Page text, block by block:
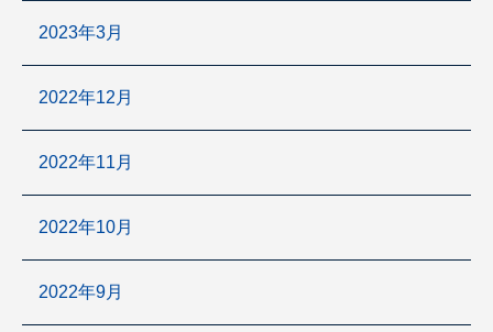
2023年3月
2022年12月
2022年11月
2022年10月
2022年9月